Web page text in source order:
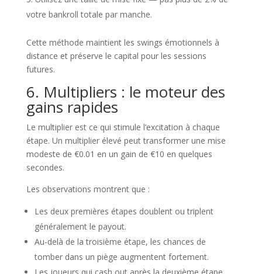
votre bankroll totale par manche.
Cette méthode maintient les swings émotionnels à
distance et préserve le capital pour les sessions
futures.
6. Multipliers : le moteur des
gains rapides
Le multiplier est ce qui stimule l’excitation à chaque
étape. Un multiplier élevé peut transformer une mise
modeste de €0.01 en un gain de €10 en quelques
secondes.
Les observations montrent que :
Les deux premières étapes doublent ou triplent
généralement le payout.
Au-delà de la troisième étape, les chances de
tomber dans un piège augmentent fortement.
Les joueurs qui cash out après la deuxième étape